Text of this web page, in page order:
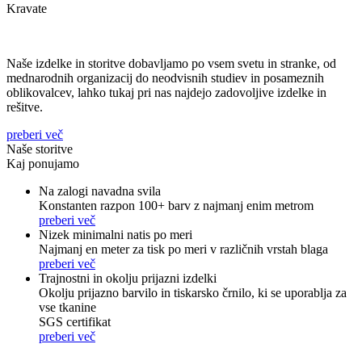
Kravate
Naše izdelke in storitve dobavljamo po vsem svetu in stranke, od
mednarodnih organizacij do neodvisnih studiev in posameznih
oblikovalcev, lahko tukaj pri nas najdejo zadovoljive izdelke in
rešitve.
preberi več
Naše storitve
Kaj ponujamo
Na zalogi navadna svila
Konstanten razpon 100+ barv z najmanj enim metrom
preberi več
Nizek minimalni natis po meri
Najmanj en meter za tisk po meri v različnih vrstah blaga
preberi več
Trajnostni in okolju prijazni izdelki
Okolju prijazno barvilo in tiskarsko črnilo, ki se uporablja za
vse tkanine
SGS certifikat
preberi več